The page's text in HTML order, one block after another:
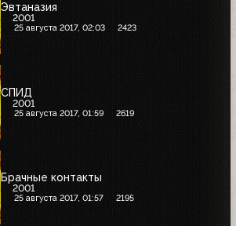
Эвтаназия
2001
25 августа 2017, 02:03 2423
СПИД
2001
25 августа 2017, 01:59 2619
Брачные контакты
2001
25 августа 2017, 01:57 2195